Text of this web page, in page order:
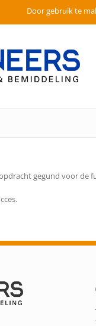
Door gebruik te
gegund voor de